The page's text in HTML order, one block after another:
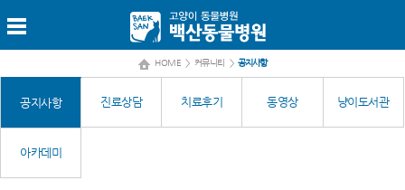
HOME > 커뮤니티 > 공지사항
공지사항 진료상담 치료후기 동영상 냥이도서관
아카데미